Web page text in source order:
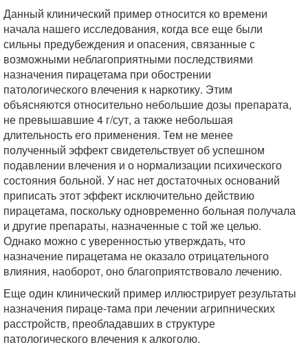
Данный клинический пример относится ко времени
начала нашего исследования, когда все еще были
сильны предубеждения и опасения, связанные с
возможными неблагоприятными последствиями
назначения пирацетама при обострении
патологического влечения к наркотику. Этим
объясняются относительно небольшие дозы препарата,
не превышавшие 4 г/сут, а также небольшая
длительность его применения. Тем не менее
полученный эффект свидетельствует об успешном
подавлении влечения и о нормализации психического
состояния больной. У нас нет достаточных оснований
приписать этот эффект исключительно действию
пирацетама, поскольку одновременно больная получала
и другие препараты, назначенные с той же целью.
Однако можно с уверенностью утверждать, что
назначение пирацетама не оказало отрицательного
влияния, наоборот, оно благоприятствовало лечению.
Еще один клинический пример иллюстрирует результаты
назначения пираце-тама при лечении агрипнических
расстройств, преобладавших в структуре
патологического влечения к алкоголю.